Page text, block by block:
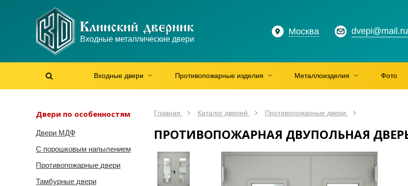
Входные металлические двери
Москва dvepi@mail.ru
Входные двери Противопожарные изделия Металлоизделия Фото
Двери по особенностям
Двери МДФ
С порошковым напылением
Противопожарные двери
Тамбурные двери
Главная Каталог дверей Противопожарные двери
ПРОТИВОПОЖАРНАЯ ДВУПОЛЬНАЯ
Max
Мы онлайн!
WhatsApp
Мы онлайн!
Telegram
Мы онлайн!
Max
Мы онлайн!
WhatsApp
Мы онлайн!